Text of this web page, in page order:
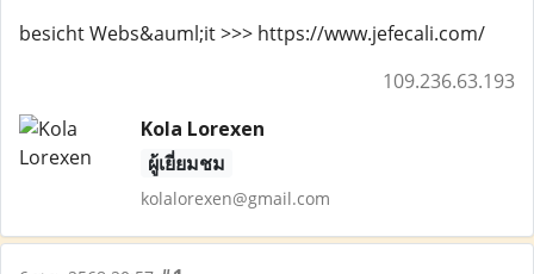
besicht Webs&auml;it >>> https://www.jefecali.com/
109.236.63.193
Kola Lorexen
ผู้เยี่ยมชม
kolalorexen@gmail.com